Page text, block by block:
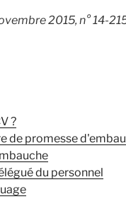
2015, n° 14-
?
de promesse
du personnel